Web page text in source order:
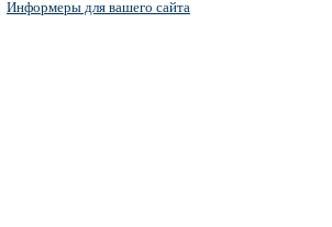
Информеры для вашего сайта